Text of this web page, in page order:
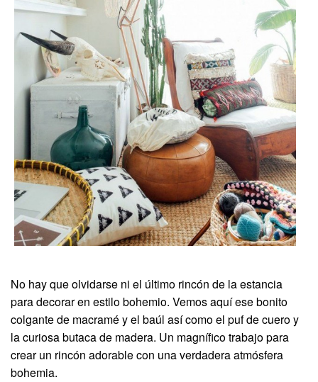
No hay que olvidarse ni el último rincón de la estancia
para decorar en estilo bohemio. Vemos aquí ese bonito
colgante de macramé y el baúl así como el puf de cuero y
la curiosa butaca de madera. Un magnífico trabajo para
crear un rincón adorable con una verdadera atmósfera
bohemia.